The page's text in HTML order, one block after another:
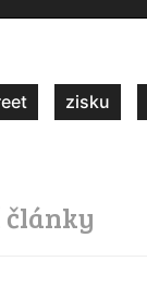
zisku
články